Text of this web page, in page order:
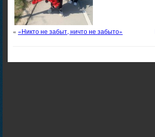
« «Никто не забыт, ничто не забыто»